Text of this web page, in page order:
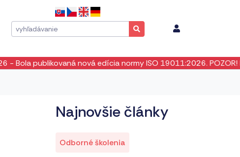
nová edícia normy ISO 19011:2026. POZOR!
Najnovšie články
Odborné školenia